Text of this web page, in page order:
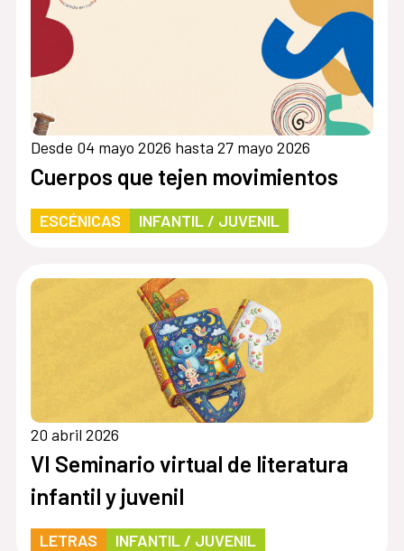
Desde 04 mayo 2026 hasta 27 mayo 2026
Cuerpos que tejen movimientos
ESCÉNICAS INFANTIL / JUVENIL
20 abril 2026
VI Seminario virtual de literatura
infantil y juvenil
LETRAS INFANTIL / JUVENIL